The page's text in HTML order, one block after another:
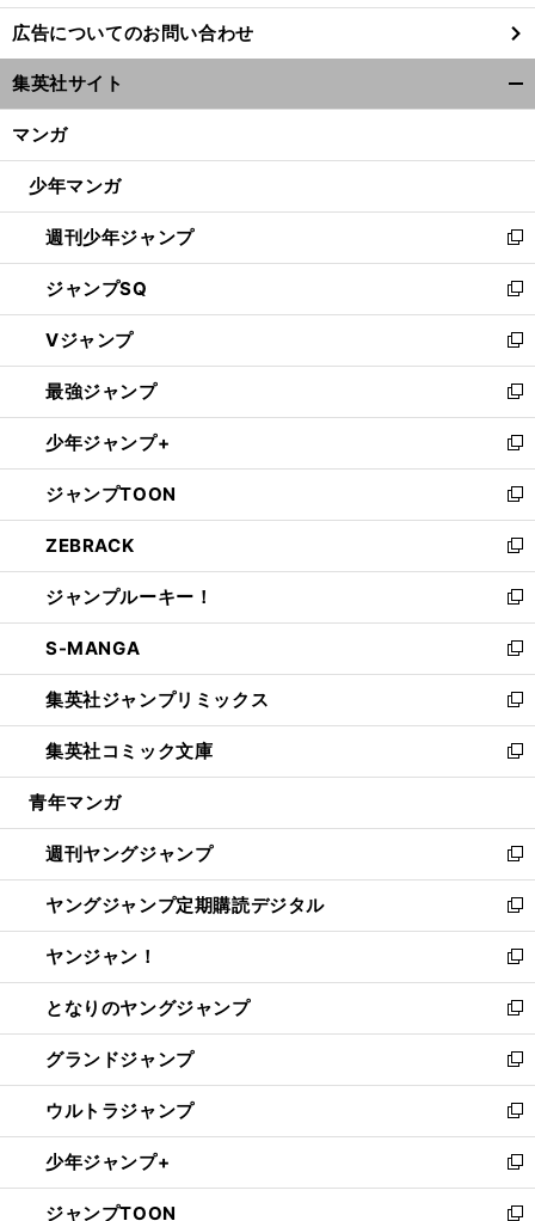
し
い
ウ
ィ
ン
ウ
開
く
広告についてのお問い合わせ
集英社サイト
マンガ
少年マンガ
週刊少年ジャンプ
新
し
い
ウ
ィ
ン
ド
ウ
で
開
く
ジャンプSQ
新
し
い
ウ
ィ
ン
ド
ウ
で
開
く
Vジャンプ
新
し
い
ウ
ィ
ン
ド
ウ
で
開
く
最強ジャンプ
新
し
い
ウ
ィ
ン
ド
ウ
で
開
く
少年ジャンプ+
新
し
い
ウ
ィ
ン
ド
ウ
で
開
く
ジャンプTOON
新
し
い
ウ
ィ
ン
ド
ウ
で
開
く
ZEBRACK
新
し
い
ウ
ィ
ン
ド
ウ
で
開
ジャンプルーキー！
新
し
い
ウ
ィ
ン
ド
ウ
開
く
S-MANGA
新
し
い
ウ
ィ
ン
ウ
で
開
く
集英社ジャンプリミックス
新
し
い
ウ
ン
ド
ウ
で
開
く
集英社コミック文庫
新
し
ウ
ィ
ン
ド
ウ
で
開
く
青年マンガ
週刊ヤングジャンプ
新
し
い
ウ
ィ
ン
ド
ウ
で
開
く
ヤングジャンプ定期購読デジタル
新
し
い
ウ
ィ
ン
ド
ウ
で
開
く
ヤンジャン！
新
し
い
ウ
ィ
ン
ド
ウ
で
開
く
となりのヤングジャンプ
新
し
い
ウ
ィ
ン
ド
ウ
で
グランドジャンプ
新
し
い
ウ
ィ
ン
ド
ウルトラジャンプ
新
し
い
ウ
ィ
少年ジャンプ+
新
し
ジャンプTOON